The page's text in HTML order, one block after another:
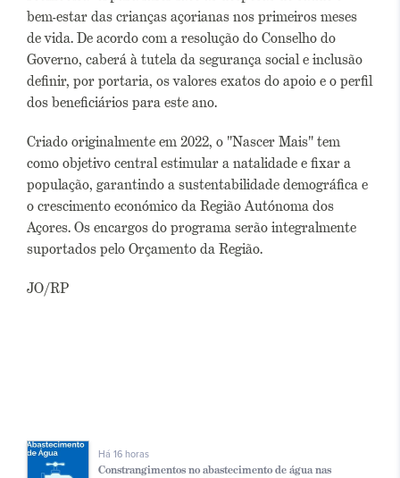
bem-estar das crianças açorianas nos primeiros meses
de vida. De acordo com a resolução do Conselho do
Governo, caberá à tutela da segurança social e inclusão
definir, por portaria, os valores exatos do apoio e o perfil
dos beneficiários para este ano.
Criado originalmente em 2022, o "Nascer Mais" tem
como objetivo central estimular a natalidade e fixar a
população, garantindo a sustentabilidade demográfica e
o crescimento económico da Região Autónoma dos
Açores. Os encargos do programa serão integralmente
suportados pelo Orçamento da Região.
JO/RP
Há 16 horas
Constrangimentos no abastecimento de água nas